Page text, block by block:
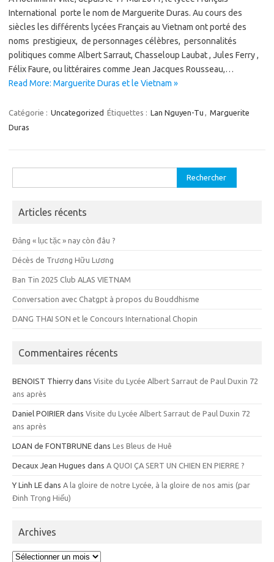
International porte le nom de Marguerite Duras. Au cours des
siècles les différents lycées Français au Vietnam ont porté des
noms prestigieux, de personnages célèbres, personnalités
politiques comme Albert Sarraut, Chasseloup Laubat , Jules Ferry ,
Félix Faure, ou littéraires comme Jean Jacques Rousseau,…
Read More: Marguerite Duras et le Vietnam »
Catégorie : Uncategorized Étiquettes : Lan Nguyen-Tu , Marguerite
Duras
Articles récents
Đảng « lục tặc » nay còn đâu ?
Décès de Trương Hữu Lương
Ban Tin 2025 Club ALAS VIETNAM
Conversation avec Chatgpt à propos du Bouddhisme
DANG THAI SON et le Concours International Chopin
Commentaires récents
BENOIST Thierry dans Visite du Lycée Albert Sarraut de Paul Duxin 72
ans après
Daniel POIRIER dans Visite du Lycée Albert Sarraut de Paul Duxin 72
ans après
LOAN de FONTBRUNE dans Les Bleus de Huê
Decaux Jean Hugues dans A QUOI ÇA SERT UN CHIEN EN PIERRE ?
Y Linh LE dans A la gloire de notre Lycée, à la gloire de nos amis (par
Đinh Trọng Hiếu)
Archives
Archives